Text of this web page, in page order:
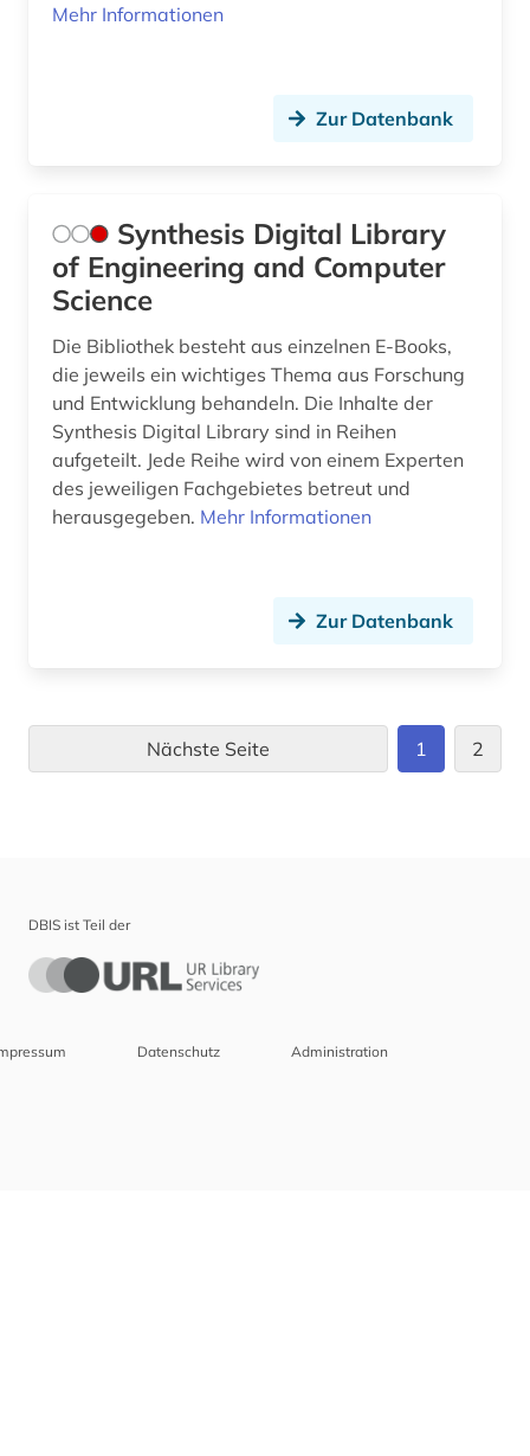
Mehr Informationen
Zur Datenbank
Synthesis Digital Library
of Engineering and Computer
Science
Die Bibliothek besteht aus einzelnen E-Books,
die jeweils ein wichtiges Thema aus Forschung
und Entwicklung behandeln. Die Inhalte der
Synthesis Digital Library sind in Reihen
aufgeteilt. Jede Reihe wird von einem Experten
des jeweiligen Fachgebietes betreut und
herausgegeben. Mehr Informationen
Zur Datenbank
Nächste Seite 1 2
DBIS ist Teil der
Datenschutz Administration